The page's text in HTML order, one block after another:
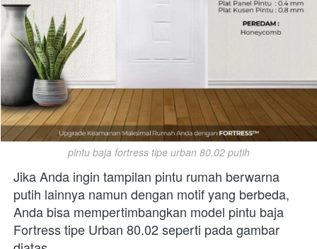
pintu baja fortress tipe urban 80.02 putih
Jika Anda ingin tampilan pintu rumah berwarna
putih lainnya namun dengan motif yang berbeda,
Anda bisa mempertimbangkan model pintu baja
Fortress tipe Urban 80.02 seperti pada gambar